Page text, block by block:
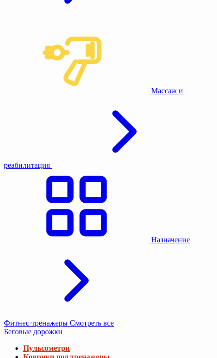
Массаж и
реабилитация
Назначение
Фитнес-тренажеры Смотреть все
Беговые дорожки
Пульсометри